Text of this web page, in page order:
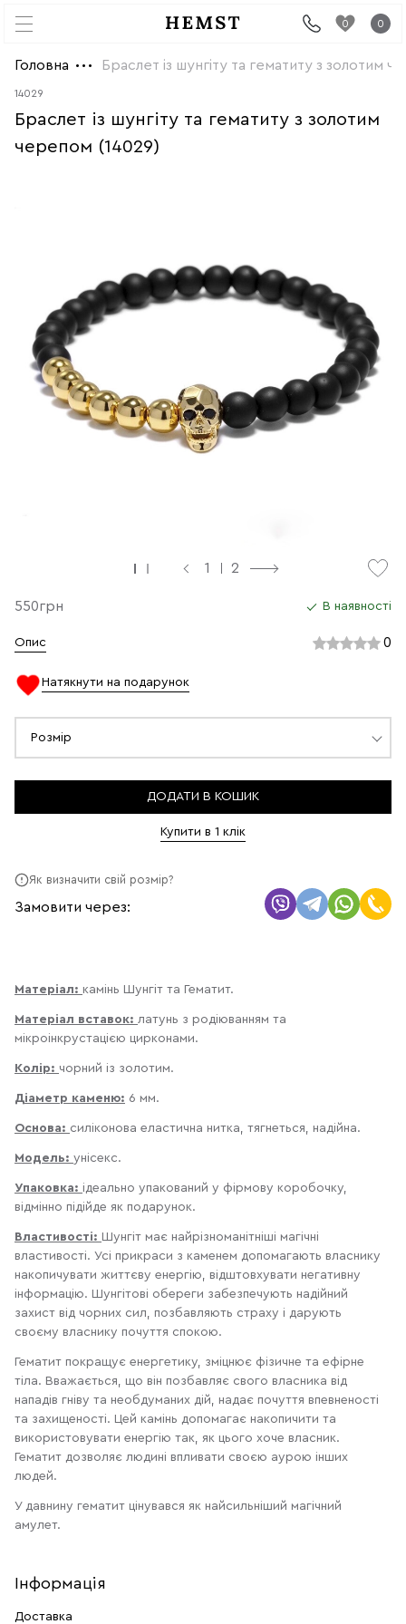
0 0
Головна Браслет із шунгіту та гематиту з золотим
14029
Браслет із шунгіту та гематиту з золотим
черепом (14029)
1 2
550грн В наявності
Опис 0
Натякнути на подарунок
Розмір
ДОДАТИ В КОШИК
Купити в 1 клік
Як визначити свій розмір?
Замовити через:
Матеріал: камінь Шунгіт та Гематит.
Матеріал вставок: латунь з родіюванням та
мікроінкрустацією цирконами.
Колір: чорний із золотим.
Діаметр каменю: 6 мм.
Основа: силіконова еластична нитка, тягнеться, надійна.
Модель: унісекс.
Упаковка: ідеально упакований у фірмову коробочку,
відмінно підійде як подарунок.
Властивості: Шунгіт має найрізноманітніші магічні
властивості. Усі прикраси з каменем допомагають власнику
накопичувати життєву енергію, відштовхувати негативну
інформацію. Шунгітові обереги забезпечують надійний
захист від чорних сил, позбавляють страху і дарують
своєму власнику почуття спокою.
Гематит покращує енергетику, зміцнює фізичне та ефірне
тіла. Вважається, що він позбавляє свого власника від
нападів гніву та необдуманих дій, надає почуття впевненості
та захищеності. Цей камінь допомагає накопичити та
використовувати енергію так, як цього хоче власник.
Гематит дозволяє людині впливати своєю аурою інших
людей.
У давнину гематит цінувався як найсильніший магічний
амулет.
Інформація
Доставка